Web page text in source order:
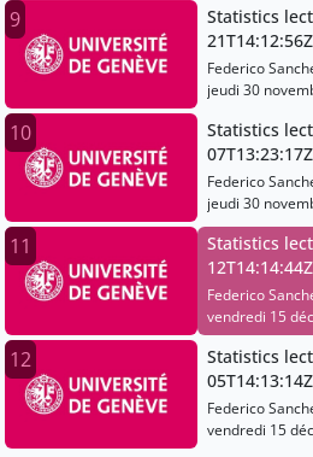
9
Statistics
21T14:12:56Z
Federico
jeudi 30
10
Statistics
07T13:23:17Z
Federico
jeudi 30
11
Statistics
12T14:14:44Z
Federico
vendredi 15
12
Statistics
05T14:13:14Z
Federico
vendredi 15